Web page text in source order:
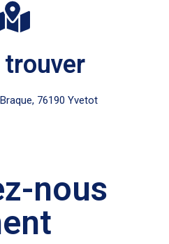
trouver
76190 Yvetot
nous